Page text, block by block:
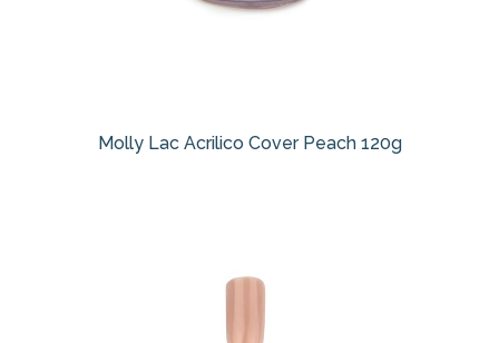
Molly Lac Acrilico Cover Peach 120g